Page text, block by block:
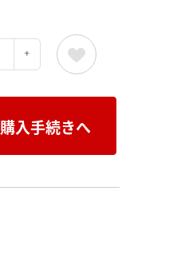
購入手続きへ